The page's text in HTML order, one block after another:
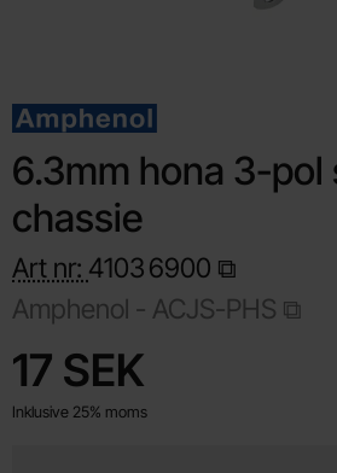
6.3mm hona 3-pol
chassie
Art nr: 41036900
Amphenol - ACJS-PHS
pris
17 SEK
Inklusive 25% moms